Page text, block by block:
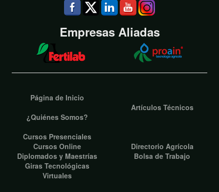
Empresas Aliadas
Página de Inicio
¿Quiénes Somos?
Artículos Técnicos
Cursos Presenciales
Cursos Online
Diplomados y Maestrías
Giras Tecnológicas
Virtuales
Directorio Agrícola
Bolsa de Trabajo